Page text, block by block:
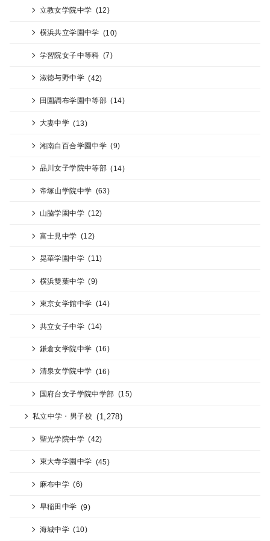
立教女学院中学 (12)
横浜共立学園中学 (10)
学習院女子中等科 (7)
淑徳与野中学 (42)
田園調布学園中等部 (14)
大妻中学 (13)
湘南白百合学園中学 (9)
品川女子学院中等部 (14)
帝塚山学院中学 (63)
山脇学園中学 (12)
富士見中学 (12)
晃華学園中学 (11)
横浜雙葉中学 (9)
東京女学館中学 (14)
共立女子中学 (14)
鎌倉女学院中学 (16)
清泉女学院中学 (16)
国府台女子学院中学部 (15)
私立中学・男子校 (1,278)
聖光学院中学 (42)
東大寺学園中学 (45)
麻布中学 (6)
早稲田中学 (9)
海城中学 (10)